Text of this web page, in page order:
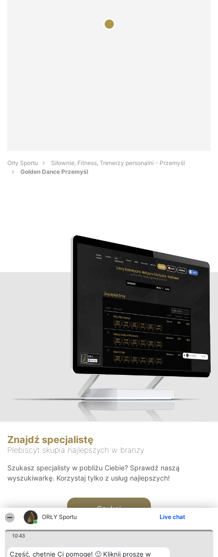
ORŁY Sportu Live chat
10:43
Cześć, chętnie Ci pomogę! 🙂 Kliknij proszę w
Orły Sportu
Siłownie, Fitness, Trenerzy personalni - Przemyśl
Golden Dance Przemyśl
Znajdź specjalistę
Plebiscyt skupia najlepszych w branży
Szukasz specjalisty w pobliżu Ciebie? Sprawdź naszą
wyszukiwarkę. Korzystaj tylko z usług najlepszych!
Szukaj